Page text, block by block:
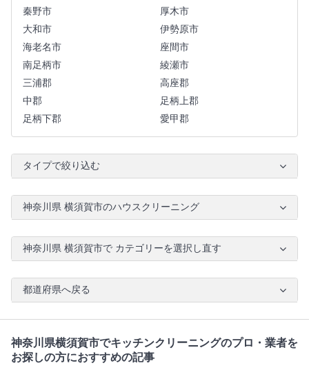
秦野市
厚木市
大和市
伊勢原市
海老名市
座間市
南足柄市
綾瀬市
三浦郡
高座郡
中郡
足柄上郡
足柄下郡
愛甲郡
タイプで絞り込む
神奈川県 横須賀市のハウスクリーニング
神奈川県 横須賀市で カテゴリーを選択し直す
都道府県へ戻る
神奈川県横須賀市でキッチンクリーニングのプロ・業者を
お探しの方におすすめの記事